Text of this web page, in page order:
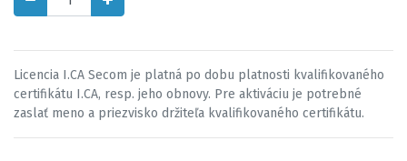
Licencia I.CA Secom je platná po dobu platnosti kvalifikovaného
certifikátu I.CA, resp. jeho obnovy. Pre aktiváciu je potrebné
zaslať meno a priezvisko držiteľa kvalifikovaného certifikátu.